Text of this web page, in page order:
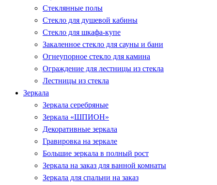
Стеклянные полы
Стекло для душевой кабины
Стекло для шкафа-купе
Закаленное стекло для сауны и бани
Огнеупорное стекло для камина
Ограждение для лестницы из стекла
Лестницы из стекла
Зеркала
Зеркала серебряные
Зеркала «ШПИОН»
Декоративные зеркала
Гравировка на зеркале
Большие зеркала в полный рост
Зеркала на заказ для ванной комнаты
Зеркала для спальни на заказ